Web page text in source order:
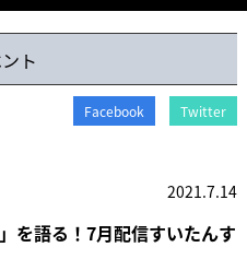
ト
Facebook Twitter
2021.7.14
を語る！7月配信すいたんす